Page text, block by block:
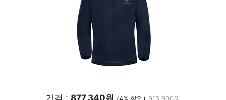
가격 : 877,340원 (4% 할인) 913,900원